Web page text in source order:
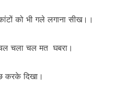
को भी गले लगाना सीख।।
चला चल मत घबरा।
करके दिखा।